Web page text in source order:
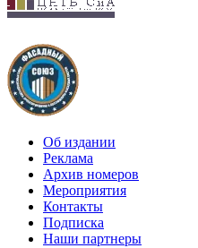
Об издании
Реклама
Архив номеров
Мероприятия
Контакты
Подписка
Наши партнеры